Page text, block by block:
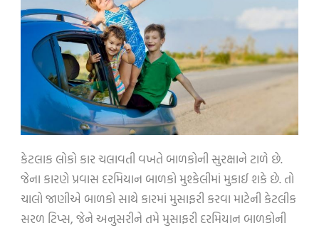
કેટલાક લોકો કાર ચલાવતી વખતે બાળકોની સુરક્ષાને ટાળે છે.
જેના કારણે પ્રવાસ દરમિયાન બાળકો મુશ્કેલીમાં મુકાઈ શકે છે. તો
ચાલો જાણીએ બાળકો સાથે કારમાં મુસાફરી કરવા માટેની કેટલીક
સરળ ટિપ્સ, જેને અનુસરીને તમે મુસાફરી દરમિયાન બાળકોની